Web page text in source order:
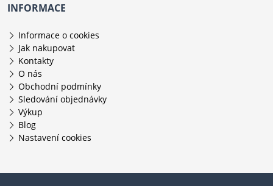
INFORMACE
Informace o cookies
Jak nakupovat
Kontakty
O nás
Obchodní podmínky
Sledování objednávky
Výkup
Blog
Nastavení cookies